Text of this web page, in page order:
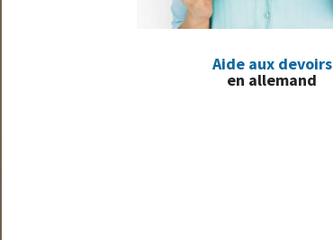
Aide aux devoirs
en allemand